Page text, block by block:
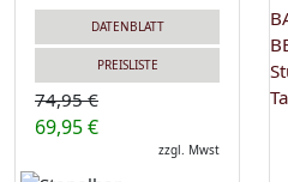
DATENBLATT
PREISLISTE
74,95 €
69,95 €
zzgl. Mwst